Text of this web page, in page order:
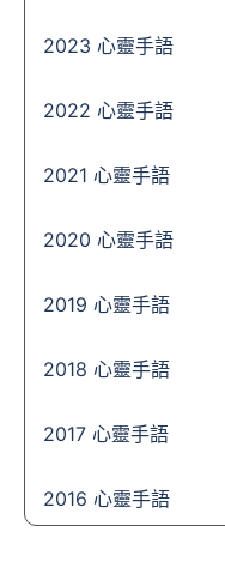
2023 心靈手語
2022 心靈手語
2021 心靈手語
2020 心靈手語
2019 心靈手語
2018 心靈手語
2017 心靈手語
2016 心靈手語